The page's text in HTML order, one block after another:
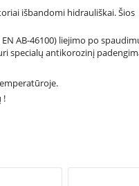
išbandomi hidrauliškai. Šios
AB-46100) liejimo po
specialų antikorozinį
!